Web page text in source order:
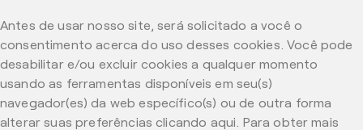
Antes de usar nosso site, será solicitado a você o
consentimento acerca do uso desses cookies. Você pode
desabilitar e/ou excluir cookies a qualquer momento
usando as ferramentas disponíveis em seu(s)
navegador(es) da web específico(s) ou de outra forma
alterar suas preferências clicando aqui. Para obter mais